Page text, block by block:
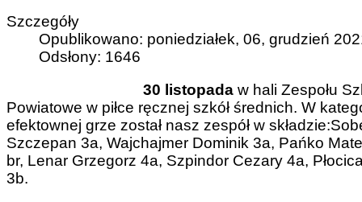
Szczegóły
Opublikowano: poniedziałek, 06, grudzień
Odsłony: 1646
30 listopada w hali Zespołu
Powiatowe w piłce ręcznej szkół średnich. W
efektownej grze został nasz zespół w
Szczepan 3a, Wajchajmer Dominik 3a, Pańko
br, Lenar Grzegorz 4a, Szpindor Cezary 4a,
3b.